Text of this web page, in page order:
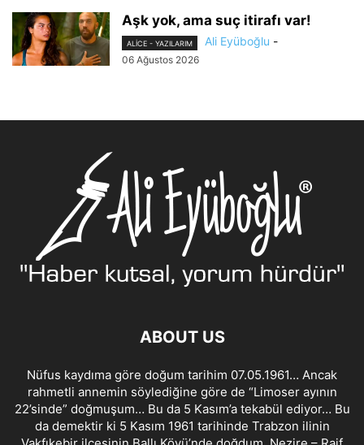
Aşk yok, ama suç itirafı var!
ALİCE - YAZILARIM Ali Eyüboğlu -
06 Ağustos 2026
ABOUT US
Nüfus kaydıma göre doğum tarihim 07.05.1961… Ancak
rahmetli annemin söylediğine göre de “Limoser ayının
22’sinde” doğmuşum… Bu da 5 Kasım’a tekabül ediyor… Bu
da demektir ki 5 Kasım 1961 tarihinde Trabzon ilinin